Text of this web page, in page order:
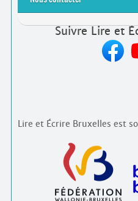
Suivre Lire et
Lire et Écrire Bruxelles est